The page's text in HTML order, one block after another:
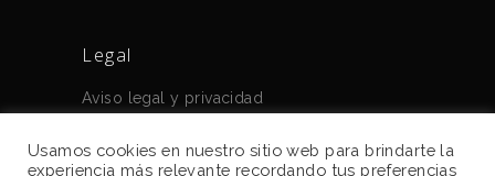
Legal
Aviso legal y privacidad
Usamos cookies en nuestro sitio web para brindarte la
experiencia más relevante recordando tus preferencias